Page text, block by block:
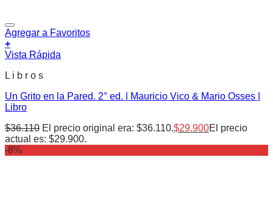
Agregar a Favoritos
+
Vista Rápida
L i b r o s
Un Grito en la Pared. 2° ed. | Mauricio Vico & Mario Osses |
Libro
$36.110 El precio original era: $36.110.$29.900El precio
actual es: $29.900.
-8%